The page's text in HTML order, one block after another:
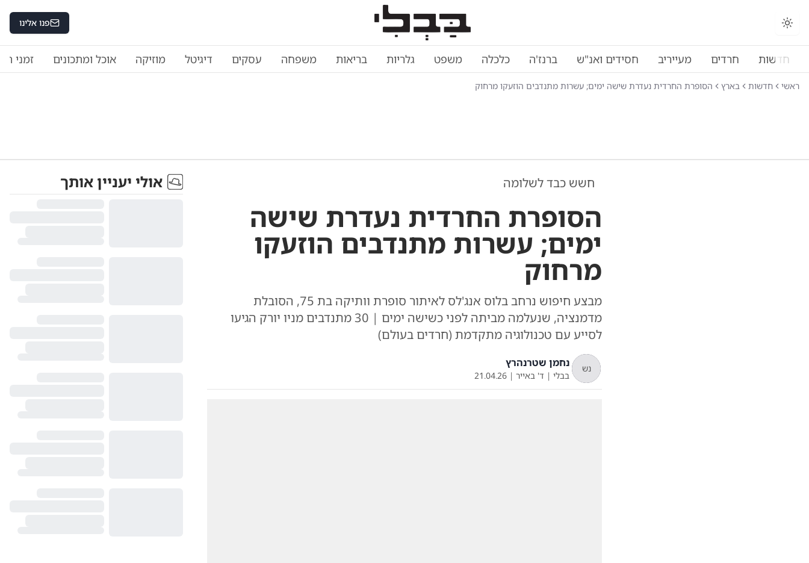
פנו אלינו
חדשות חרדים מעייריב חסידים ואנ"ש ברנז'ה כלכלה משפט גלריות בריאות משפחה עסקים דיגיטל מוזיקה אוכל ומתכונים זמני
ראשי חדשות בארץ הסופרת החרדית נעדרת שישה ימים; עשרות מתנדבים הוזעקו מרחוק
חשש כבד לשלומה
הסופרת החרדית נעדרת שישה
ימים; עשרות מתנדבים הוזעקו
מרחוק
מבצע חיפוש נרחב בלוס אנג'לס לאיתור סופרת וותיקה בת 75, הסובלת
מדמנציה, שנעלמה מביתה לפני כשישה ימים | 30 מתנדבים מניו יורק הגיעו
לסייע עם טכנולוגיה מתקדמת (חרדים בעולם)
נש נחמן שטרנהרץ
בבלי| ד' באייר |
21.04.26
אולי יעניין אותך